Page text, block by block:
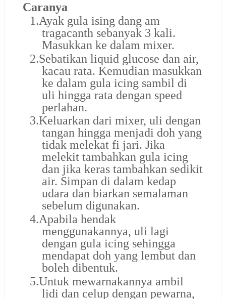
Caranya
1.Ayak gula ising dang am
tragacanth sebanyak 3 kali.
Masukkan ke dalam mixer.
2.Sebatikan liquid glucose dan air,
kacau rata. Kemudian masukkan
ke dalam gula icing sambil di
uli hingga rata dengan speed
perlahan.
3.Keluarkan dari mixer, uli dengan
tangan hingga menjadi doh yang
tidak melekat fi jari. Jika
melekit tambahkan gula icing
dan jika keras tambahkan sedikit
air. Simpan di dalam kedap
udara dan biarkan semalaman
sebelum digunakan.
4.Apabila hendak
menggunakannya, uli lagi
dengan gula icing sehingga
mendapat doh yang lembut dan
boleh dibentuk.
5.Untuk mewarnakannya ambil
lidi dan celup dengan pewarna,